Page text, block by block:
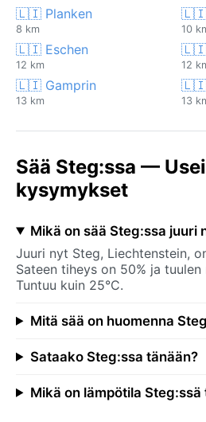
🇱🇮 Planken
8 km
🇱🇮
10
🇱🇮 Eschen
12 km
🇱🇮
12
🇱🇮 Gamprin
13 km
🇱🇮
13
Sää Steg:ssa —
kysymykset
Mikä on sää Steg:ssa juuri
Juuri nyt Steg, Liechtenstein,
Sateen tiheys on 50% ja
Tuntuu kuin 25°C.
Mitä sää on huomenna
Sataako Steg:ssa tänään?
Mikä on lämpötila Steg:ssä